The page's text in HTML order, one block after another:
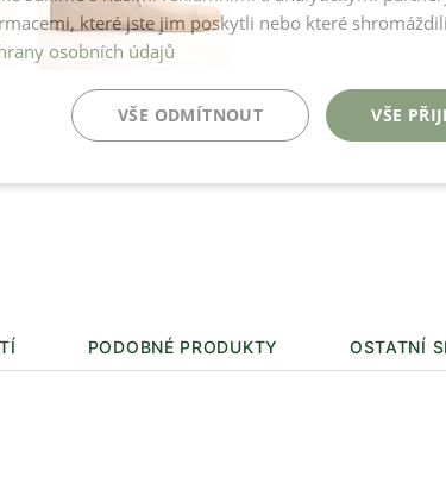
36 37 38 39
které jste jim poskytli nebo které
osobních údajů
VŠE
VŠE ODMÍTNOUT